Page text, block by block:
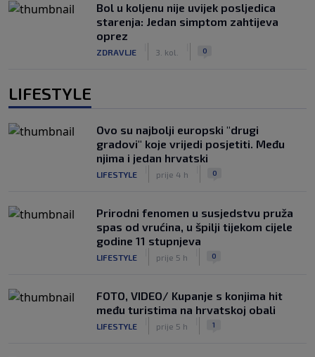
Bol u koljenu nije uvijek posljedica
starenja: Jedan simptom zahtijeva
oprez
ZDRAVLJE 3. kol. 0
LIFESTYLE
Ovo su najbolji europski "drugi
gradovi" koje vrijedi posjetiti. Među
njima i jedan hrvatski
LIFESTYLE prije 4 h 0
Prirodni fenomen u susjedstvu pruža
spas od vrućina, u špilji tijekom cijele
godine 11 stupnjeva
LIFESTYLE prije 5 h 0
FOTO, VIDEO/ Kupanje s konjima hit
među turistima na hrvatskoj obali
LIFESTYLE prije 5 h 1